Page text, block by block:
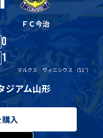
ＦＣ今治
0
1
マルクス ヴィニシウス （51'）
ジアム山形
入